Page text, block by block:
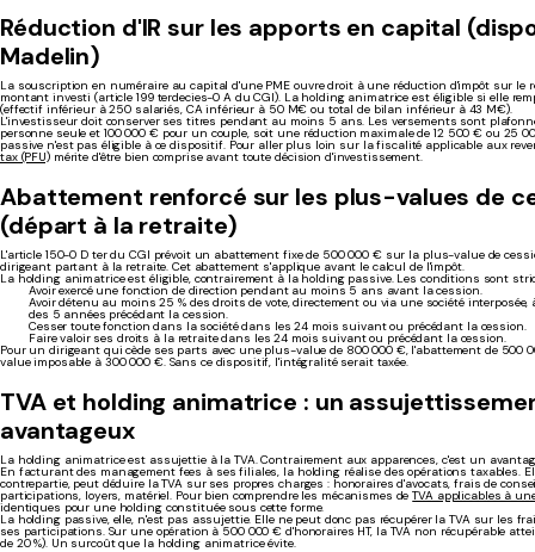
Réduction d'IR sur les apports en capital
Madelin)
La souscription en numéraire au capital d'une PME ouvre droit à une réduction d'impôt sur le
montant investi (article 199 terdecies-0 A du CGI). La holding animatrice est éligible si elle
(effectif inférieur à 250 salariés, CA inférieur à 50 M€ ou total de bilan inférieur à 43 M€).
L'investisseur doit conserver ses titres pendant au moins 5 ans. Les versements sont
personne seule et 100 000 € pour un couple, soit une réduction maximale de 12 500 € ou 25
passive n'est pas éligible à ce dispositif. Pour aller plus loin sur la fiscalité applicable aux
tax (PFU)mérite d'être bien comprise avant toute décision d'investissement.
Abattement renforcé sur les plus-values de
(départ à la retraite)
L'article 150-0 D ter du CGI prévoit un abattement fixe de 500 000 € sur la plus-value de
dirigeant partant à la retraite. Cet abattement s'applique avant le calcul de l'impôt.
La holding animatrice est éligible, contrairement à la holding passive. Les conditions sont
Avoir exercé une fonction de direction pendant au moins 5 ans avant la cession.
Avoir détenu au moins 25 % des droits de vote, directement ou via une société
des 5 années précédant la cession.
Cesser toute fonction dans la société dans les 24 mois suivant ou précédant la cession.
Faire valoir ses droits à la retraite dans les 24 mois suivant ou précédant la cession.
Pour un dirigeant qui cède ses parts avec une plus-value de 800 000 €, l'abattement de 500
value imposable à 300 000 €. Sans ce dispositif, l'intégralité serait taxée.
TVA et holding animatrice : un
avantageux
La holding animatrice est assujettie à la TVA. Contrairement aux apparences, c'est un
En facturant des management fees à ses filiales, la holding réalise des opérations taxables.
contrepartie, peut déduire la TVA sur ses propres charges : honoraires d'avocats, frais de
participations, loyers, matériel. Pour bien comprendre les mécanismes deTVA applicables à
identiques pour une holding constituée sous cette forme.
La holding passive, elle, n'est pas assujettie. Elle ne peut donc pas récupérer la TVA sur les
ses participations. Sur une opération à 500 000 € d'honoraires HT, la TVA non récupérable
de 20 %). Un surcoût que la holding animatrice évite.